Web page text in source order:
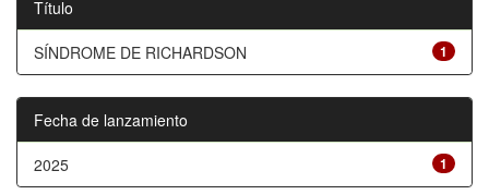
Título
1
SÍNDROME DE RICHARDSON
Fecha de lanzamiento
1
2025